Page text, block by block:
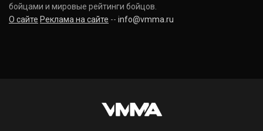
бойцами и мировые рейтинги бойцов.
О сайте Реклама на сайте -- info@vmma.ru